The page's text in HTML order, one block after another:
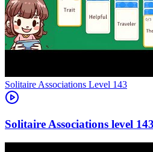
Level 143
143